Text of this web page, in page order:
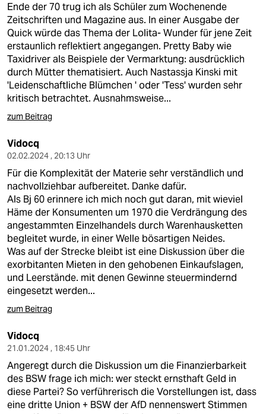
Ende der 70 trug ich als Schüler zum Wochenende
Zeitschriften und Magazine aus. In einer Ausgabe der
Quick würde das Thema der Lolita- Wunder für jene Zeit
erstaunlich reflektiert angegangen. Pretty Baby wie
Taxidriver als Beispiele der Vermarktung: ausdrücklich
durch Mütter thematisiert. Auch Nastassja Kinski mit
'Leidenschaftliche Blümchen ' oder 'Tess' wurden sehr
kritisch betrachtet. Ausnahmsweise...
zum Beitrag
Vidocq
02.02.2024 , 20:13 Uhr
Für die Komplexität der Materie sehr verständlich und
nachvollziehbar aufbereitet. Danke dafür.
Als Bj 60 erinnere ich mich noch gut daran, mit wieviel
Häme der Konsumenten um 1970 die Verdrängung des
angestammten Einzelhandels durch Warenhausketten
begleitet wurde, in einer Welle bösartigen Neides.
Was auf der Strecke bleibt ist eine Diskussion über die
exorbitanten Mieten in den gehobenen Einkaufslagen,
und Leerstände. mit denen Gewinne steuermindernd
eingesetzt werden...
zum Beitrag
Vidocq
21.01.2024 , 18:45 Uhr
Angeregt durch die Diskussion um die Finanzierbarkeit
des BSW frage ich mich: wer steckt ernsthaft Geld in
diese Partei? So verführerisch die Vorstellungen ist, dass
eine dritte Union + BSW der AfD nennenswert Stimmen